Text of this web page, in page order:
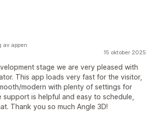
15 oktober 2025
stage we are very pleased with
This app loads very fast for the visitor,
modern with plenty of settings for
support is helpful and easy to schedule,
Thank you so much Angle 3D!
av appen